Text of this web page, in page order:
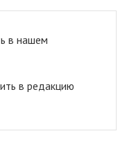
в нашем
в редакцию